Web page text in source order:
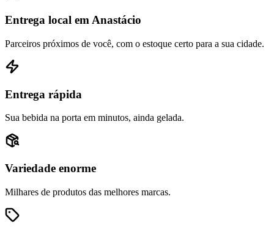
Entrega local em Anastácio
Parceiros próximos de você, com o estoque certo para a sua cidade.
Entrega rápida
Sua bebida na porta em minutos, ainda gelada.
Variedade enorme
Milhares de produtos das melhores marcas.